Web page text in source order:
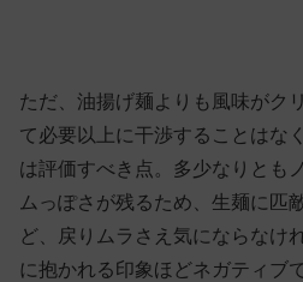
ただ、油揚げ麺よりも風味がク
て必要以上に干渉することはな
は評価すべき点。多少なりとも
ムっぽさが残るため、生麺に匹
ど、戻りムラさえ気にならなけ
に抱かれる印象ほどネガティブ